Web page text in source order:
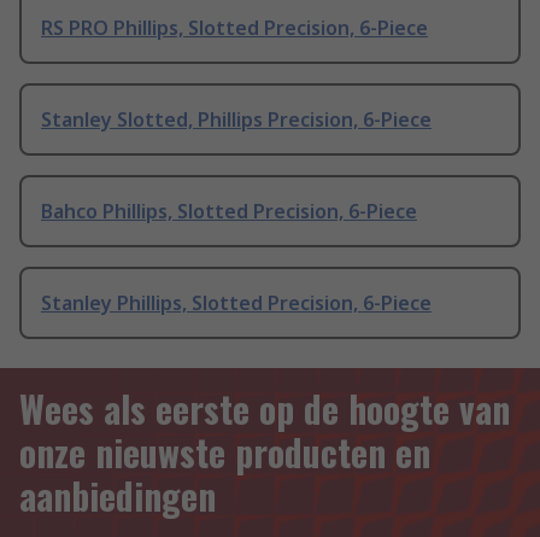
RS PRO Phillips, Slotted Precision, 6-Piece
Stanley Slotted, Phillips Precision, 6-Piece
Bahco Phillips, Slotted Precision, 6-Piece
Stanley Phillips, Slotted Precision, 6-Piece
Wees als eerste op de hoogte van
onze nieuwste producten en
aanbiedingen